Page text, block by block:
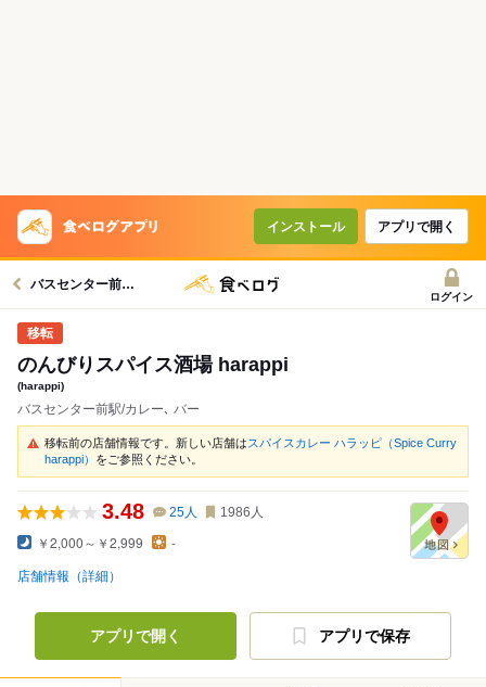
インストール アプリで開く
バスセンター前駅グルメへ
ログイン
のんびりスパイス酒場 harappi
(harappi)
バスセンター前駅/カレー､ バー
移転前の店舗情報です。新しい店舗はスパイスカレー ハラッピ（Spice Curry
harappi） をご参照ください。
3.48 25人 1986 人
￥2,000～￥2,999 -
店舗情報（詳細）
アプリで開く アプリで保存